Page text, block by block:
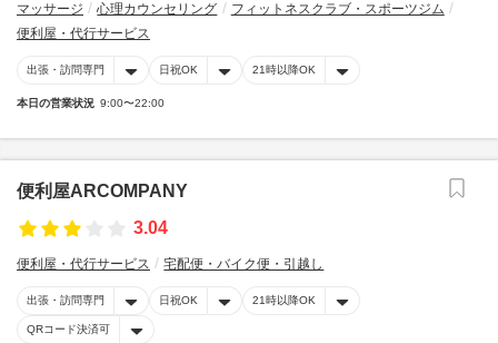
マッサージ 心理カウンセリング
フィットネスクラブ・スポーツジム
便利屋・代行サービス
出張・訪問専門 日祝OK 21時以降OK
本日の営業状況 9:00〜22:00
便利屋ARCOMPANY
3.04
便利屋・代行サービス 宅配便・バイク便・引越し
出張・訪問専門 日祝OK 21時以降OK
QRコード決済可